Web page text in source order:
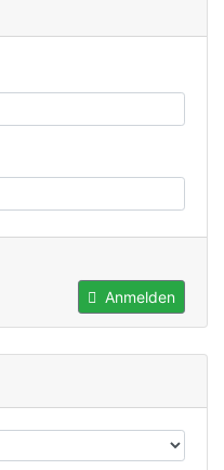
Anmelden